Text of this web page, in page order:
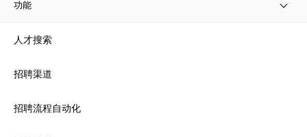
功能
人才搜索
招聘渠道
招聘流程自动化